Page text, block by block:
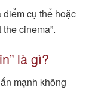
điểm cụ thể hoặc
cinema”.
là gì?
mạnh không